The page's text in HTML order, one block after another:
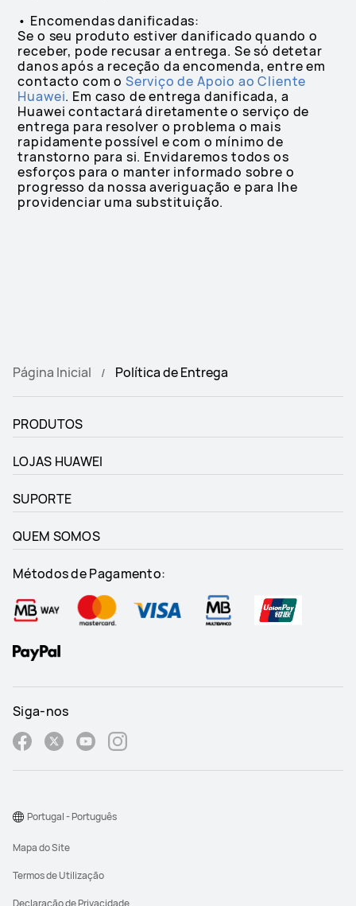
• Encomendas danificadas:
Se o seu produto estiver danificado quando o
receber, pode recusar a entrega. Se só detetar
danos após a receção da encomenda, entre em
contacto com o Serviço de Apoio ao Cliente
Huawei. Em caso de entrega danificada, a
Huawei contactará diretamente o serviço de
entrega para resolver o problema o mais
rapidamente possível e com o mínimo de
transtorno para si. Envidaremos todos os
esforços para o manter informado sobre o
progresso da nossa averiguação e para lhe
providenciar uma substituição.
Página Inicial Política de Entrega
PRODUTOS
LOJAS HUAWEI
SUPORTE
QUEM SOMOS
Métodos de Pagamento:
Siga-nos
Mapa do Site
Termos de Utilização
Declaração de Privacidade
Portugal - Português